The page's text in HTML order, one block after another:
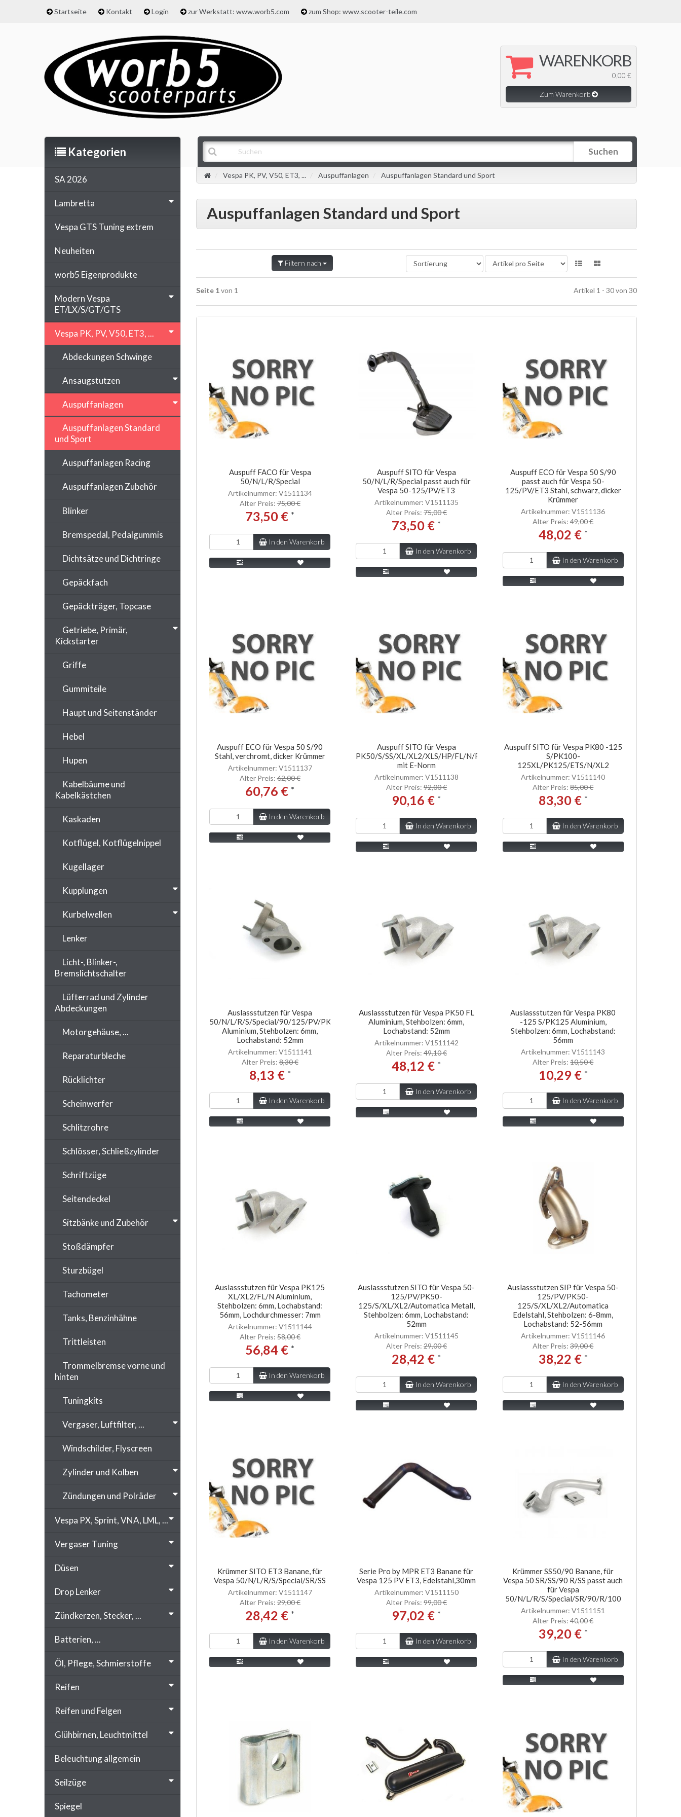
Startseite Kontakt Login zur Werkstatt: www.worb5.com zum Shop: www.scooter-teile.com
WARENKORB
0,00 €
Zum Warenkorb
Suchen
Vespa PK, PV, V50, ET3, ... Auspuffanlagen Auspuffanlagen Standard und Sport
Auspuffanlagen Standard und Sport
Filtern nach
Seite 1von 1 Artikel 1 - 30 von 30
Auspuff FACO für Vespa
50/N/L/R/Special
Artikelnummer: V1511134
Alter Preis:75,00 €
73,50 € *
In den Warenkorb
Auspuff SITO für Vespa
50/N/L/R/Special passt auch für
Vespa 50-125/PV/ET3
Artikelnummer: V1511135
Alter Preis: 75,00 €
73,50 € *
In den Warenkorb
Auspuff ECO für Vespa 50 S/90
passt auch für Vespa 50-
125/PV/ET3 Stahl, schwarz, dicker
Krümmer
Artikelnummer: V1511136
Alter Preis:49,00 €
48,02 € *
In den Warenkorb
Auspuff ECO für Vespa 50 S/90
Stahl, verchromt, dicker Krümmer
Artikelnummer: V1511137
Alter Preis:62,00 €
60,76 € *
In den Warenkorb
Auspuff SITO für Vespa
PK50/S/SS/XL/XL2/XLS/HP/FL/N/Rush
mit E-Norm
Artikelnummer: V1511138
Alter Preis: 92,00 €
90,16 € *
In den Warenkorb
Auspuff SITO für Vespa PK80 -125
S/PK100-
125XL/PK125/ETS/N/XL2
Artikelnummer: V1511140
Alter Preis:85,00 €
83,30 € *
In den Warenkorb
Auslassstutzen für Vespa
50/N/L/R/S/Special/90/125/PV/PK50/S/SS/XL/XL2/N/Rush/Automatica
Aluminium, Stehbolzen: 6mm,
Lochabstand: 52mm
Artikelnummer: V1511141
Alter Preis:8,30 €
8,13 € *
In den Warenkorb
Auslassstutzen für Vespa PK50 FL
Aluminium, Stehbolzen: 6mm,
Lochabstand: 52mm
Artikelnummer: V1511142
Alter Preis: 49,10 €
48,12 € *
In den Warenkorb
Auslassstutzen für Vespa PK80
-125 S/PK125 Aluminium,
Stehbolzen: 6mm, Lochabstand:
56mm
Artikelnummer: V1511143
Alter Preis:10,50 €
10,29 € *
In den Warenkorb
Auslassstutzen für Vespa PK125
XL/XL2/FL/N Aluminium,
Stehbolzen: 6mm, Lochabstand:
56mm, Lochdurchmesser: 7mm
Artikelnummer: V1511144
Alter Preis:58,00 €
56,84 € *
In den Warenkorb
Auslassstutzen SITO für Vespa 50-
125/PV/PK50-
125/S/XL/XL2/Automatica Metall,
Stehbolzen: 6mm, Lochabstand:
52mm
Artikelnummer: V1511145
Alter Preis: 29,00 €
28,42 € *
In den Warenkorb
Auslassstutzen SIP für Vespa 50-
125/PV/PK50-
125/S/XL/XL2/Automatica
Edelstahl, Stehbolzen: 6-8mm,
Lochabstand: 52-56mm
Artikelnummer: V1511146
Alter Preis:39,00 €
38,22 € *
In den Warenkorb
Krümmer SITO ET3 Banane, für
Vespa 50/N/L/R/S/Special/SR/SS
Artikelnummer: V1511147
Alter Preis:29,00 €
28,42 € *
In den Warenkorb
Serie Pro by MPR ET3 Banane für
Vespa 125 PV ET3, Edelstahl,30mm
Artikelnummer: V1511150
Alter Preis: 99,00 €
97,02 € *
In den Warenkorb
Krümmer SS50/90 Banane, für
Vespa 50 SR/SS/90 R/SS passt auch
für Vespa
50/N/L/R/S/Special/SR/90/R/100
Artikelnummer: V1511151
Alter Preis:40,00 €
39,20 € *
In den Warenkorb
Kategorien
SA 2026
Lambretta
Vespa GTS Tuning extrem
Neuheiten
worb5 Eigenprodukte
Modern Vespa
ET/LX/S/GT/GTS
Vespa PK, PV, V50, ET3, ...
Abdeckungen Schwinge
Ansaugstutzen
Auspuffanlagen
Auspuffanlagen Standard
und Sport
Auspuffanlagen Racing
Auspuffanlagen Zubehör
Blinker
Bremspedal, Pedalgummis
Dichtsätze und Dichtringe
Gepäckfach
Gepäckträger, Topcase
Getriebe, Primär,
Kickstarter
Griffe
Gummiteile
Haupt und Seitenständer
Hebel
Hupen
Kabelbäume und
Kabelkästchen
Kaskaden
Kotflügel, Kotflügelnippel
Kugellager
Kupplungen
Kurbelwellen
Lenker
Licht-, Blinker-,
Bremslichtschalter
Lüfterrad und Zylinder
Abdeckungen
Motorgehäuse, ...
Reparaturbleche
Rücklichter
Scheinwerfer
Schlitzrohre
Schlösser, Schließzylinder
Schriftzüge
Seitendeckel
Sitzbänke und Zubehör
Stoßdämpfer
Sturzbügel
Tachometer
Tanks, Benzinhähne
Trittleisten
Trommelbremse vorne und
hinten
Tuningkits
Vergaser, Luftfilter, ...
Windschilder, Flyscreen
Zylinder und Kolben
Zündungen und Polräder
Vespa PX, Sprint, VNA, LML, ...
Vergaser Tuning
Düsen
Drop Lenker
Zündkerzen, Stecker, ...
Batterien, ...
Öl, Pflege, Schmierstoffe
Reifen
Reifen und Felgen
Glühbirnen, Leuchtmittel
Beleuchtung allgemein
Seilzüge
Spiegel